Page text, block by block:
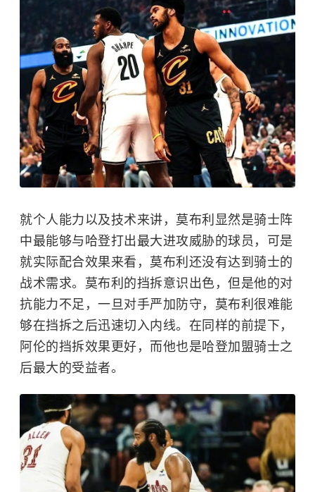
就个人能力以及技术来讲，莫布利显然是骑士阵
中最能够与哈登打出最大进攻威胁的球员，可是
就实际配合效果来看，莫布利还没有达到骑士的
战术需求。莫布利的挡拆意识出色，但是他的对
抗能力不足，一旦对手严加防守，莫布利很难能
够在挡拆之后迅速切入内线。在同样的前提下，
阿伦的挡拆效果更好，而他也是哈登加盟骑士之
后最大的受益者。